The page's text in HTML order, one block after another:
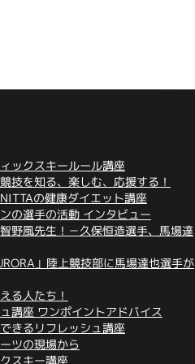
ックスキールール講座
技を知る、楽しむ、応援する！
の健康ダイエット講座
の選手の活動 インタビュー
野風先生！－久保恒造選手、馬場達
」陸上競技部に馬場達也選手が
る人たち！
講座 ワンポイントアドバイス
きるリフレッシュ講座
ツの現場から
スキー講座